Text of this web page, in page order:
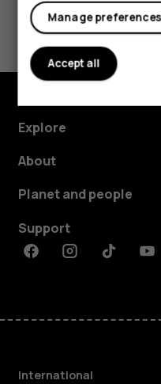
Did you find this
Yes No
Explore
About
Planet and people
Support
FacebookInstagramTiktok
International
Manage preferences
Accept all